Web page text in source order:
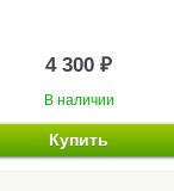
4 300 ₽
В наличии
Купить